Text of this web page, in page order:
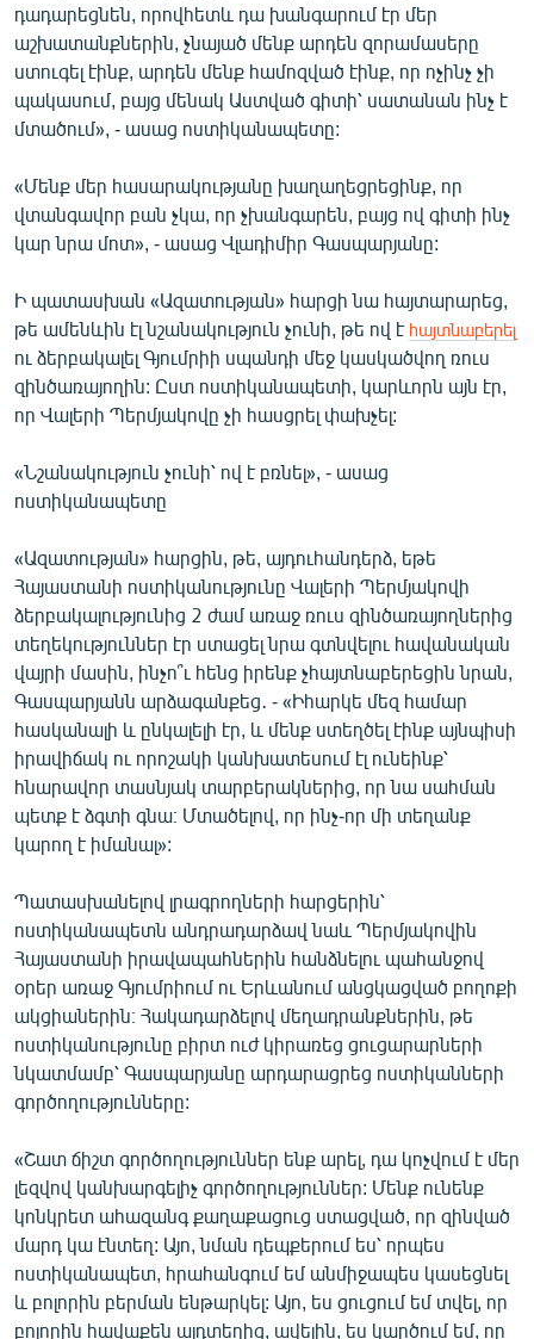
«Ազատության» բոլոր կայքերը
դադարեցնեն, որովհետև դա խանգարում էր մեր
աշխատանքներին, չնայած մենք արդեն զորամասերը
ստուգել էինք, արդեն մենք համոզված էինք, որ ոչինչ չի
պակասում, բայց մենակ Աստված գիտի՝ սատանան ինչ է
մտածում», - ասաց ոստիկանապետը:
«Մենք մեր հասարակությանը խաղաղեցրեցինք, որ
վտանգավոր բան չկա, որ չխանգարեն, բայց ով գիտի ինչ
կար նրա մոտ», - ասաց Վլադիմիր Գասպարյանը:
Ի պատասխան «Ազատության» հարցի նա հայտարարեց,
թե ամենևին էլ նշանակություն չունի, թե ով է հայտնաբերել
ու ձերբակալել Գյումրիի սպանդի մեջ կասկածվող ռուս
զինծառայողին: Ըստ ոստիկանապետի, կարևորն այն էր,
որ Վալերի Պերմյակովը չի հասցրել փախչել:
«Նշանակություն չունի՝ ով է բռնել», - ասաց
ոստիկանապետը
«Ազատության» հարցին, թե, այդուհանդերձ, եթե
Հայաստանի ոստիկանությունը Վալերի Պերմյակովի
ձերբակալությունից 2 ժամ առաջ ռուս զինծառայողներից
տեղեկություններ էր ստացել նրա գտնվելու հավանական
վայրի մասին, ինչո՞ւ հենց իրենք չհայտնաբերեցին նրան,
Գասպարյանն արձագանքեց․ - «Իհարկե մեզ համար
հասկանալի և ընկալելի էր, և մենք ստեղծել էինք այնպիսի
իրավիճակ ու որոշակի կանխատեսում էլ ունեինք՝
հնարավոր տասնյակ տարբերակներից, որ նա սահման
պետք է ձգտի գնա։ Մտածելով, որ ինչ-որ մի տեղանք
կարող է իմանալ»:
Պատասխանելով լրագրողների հարցերին՝
ոստիկանապետն անդրադարձավ նաև Պերմյակովին
Հայաստանի իրավապահներին հանձնելու պահանջով
օրեր առաջ Գյումրիում ու Երևանում անցկացված բողոքի
ակցիաներին։ Հակադարձելով մեղադրանքներին, թե
ոստիկանությունը բիրտ ուժ կիրառեց ցուցարարների
նկատմամբ՝ Գասպարյանը արդարացրեց ոստիկանների
գործողությունները:
«Շատ ճիշտ գործողություններ ենք արել, դա կոչվում է մեր
լեզվով կանխարգելիչ գործողություններ: Մենք ունենք
կոնկրետ ահազանգ քաղաքացուց ստացված, որ զինված
մարդ կա էնտեղ: Այո, նման դեպքերում ես՝ որպես
ոստիկանապետ, հրահանգում եմ անմիջապես կասեցնել
և բոլորին բերման ենթարկել: Այո, ես ցուցում եմ տվել, որ
բոլորին հավաքեն այդտեղից, ավելին, ես կարծում եմ, որ